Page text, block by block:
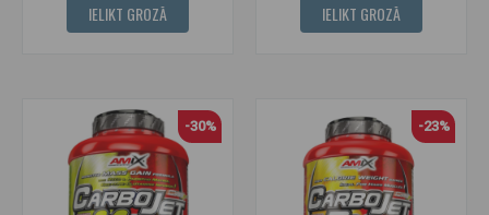
IELIKT GROZĀ IELIKT GROZĀ
-30% -23%